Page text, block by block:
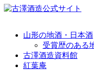
山形の地酒・日本酒
受賞歴のある
古澤酒造資料館
紅葉庵